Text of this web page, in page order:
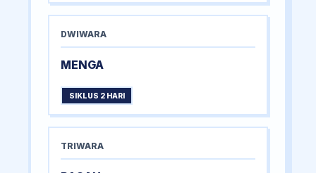
DWIWARA
MENGA
SIKLUS 2 HARI
TRIWARA